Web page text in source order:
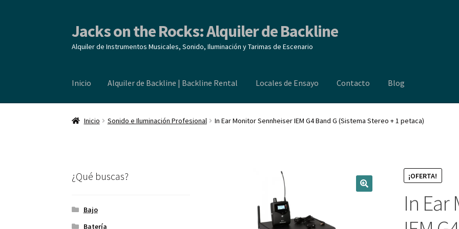
Ir
a
la
Ir
al
contenido
Jacks on the Rocks: Alquiler de Backline
Alquiler de Instrumentos Musicales, Sonido, Iluminación y Tarimas de Escenario
Inicio Alquiler de Backline | Backline Rental Locales de Ensayo Contacto Blog
Inicio Alquiler de Backline | Backline RentalLocales de Ensayo Contacto Blog
Inicio Sonido e Iluminación Profesional In Ear Monitor Sennheiser IEM G4 Band G (Sistema Stereo + 1 petaca)
¡OFERTA!
In
¿Qué buscas?
Bajo
Batería